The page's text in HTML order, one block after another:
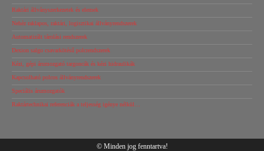
Raktári állványszerkezetek és elemek
Nehéz raklapos, raktári, logisztikai állványrendszerek
Automatizált tárolási rendszerek
Dexion salgo csavarkötésű polcrendszerek
Kézi, gépi árumozgató targoncák és kézi hidraulikák
Kapcsolható polcos állványrendszerek
Speciális árumozgatók
Raktártechnikai referenciák a teljesség igénye nélkül…
© Minden jog fenntartva!